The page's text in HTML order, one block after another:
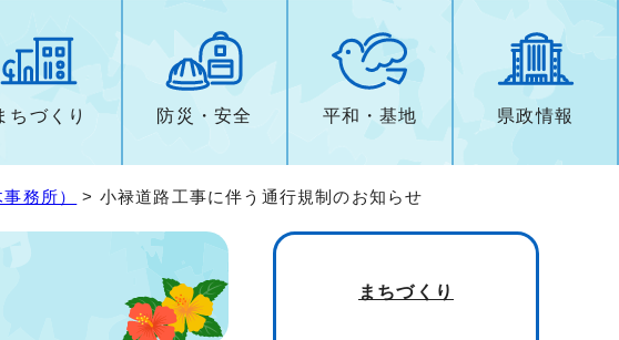
ちづくり 防災・安全 平和・基地 県政情報
務所） > 小禄道路工事に伴う通行規制のお知らせ
まちづくり